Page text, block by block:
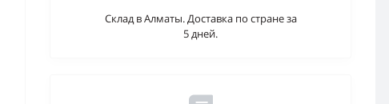
Склад в Алматы. Доставка по стране за
5 дней.